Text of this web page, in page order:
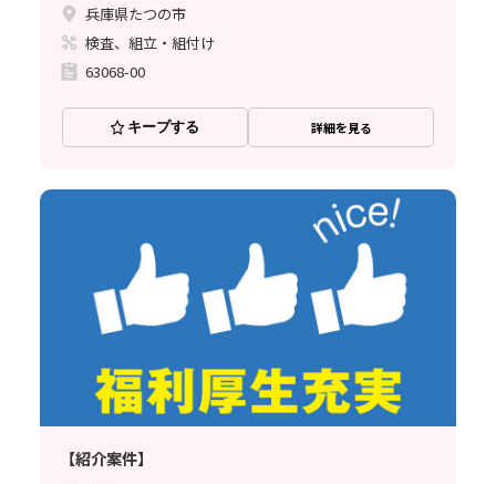
兵庫県たつの市
検査、組立・組付け
63068-00
キープする 詳細を見る
【紹介案件】